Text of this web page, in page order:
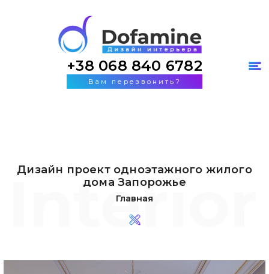
+38 068 840 6782
Вам перезвонить?
Дизайн проект одноэтажного жилого
дома Запорожье
Главная